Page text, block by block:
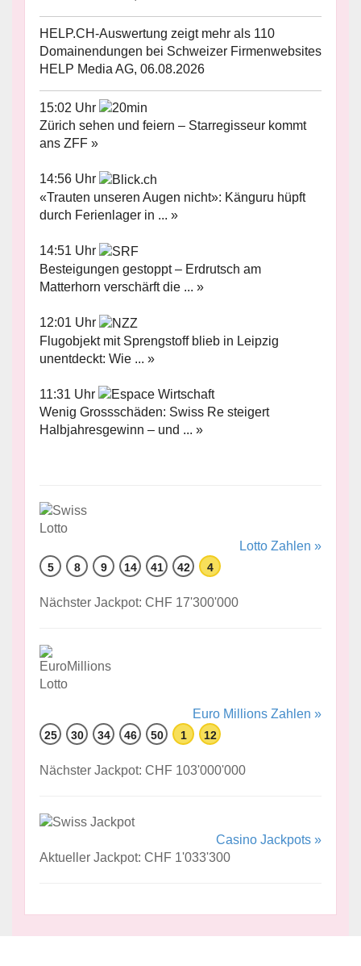
HELP.CH-Auswertung zeigt mehr als 110
Domainendungen bei Schweizer Firmenwebsites
HELP Media AG, 06.08.2026
15:02 Uhr
Zürich sehen und feiern – Starregisseur kommt
ans ZFF »
14:56 Uhr
«Trauten unseren Augen nicht»: Känguru hüpft
durch Ferienlager in ... »
14:51 Uhr
Besteigungen gestoppt – Erdrutsch am
Matterhorn verschärft die ... »
12:01 Uhr
Flugobjekt mit Sprengstoff blieb in Leipzig
unentdeckt: Wie ... »
11:31 Uhr
Wenig Grossschäden: Swiss Re steigert
Halbjahresgewinn – und ... »
Lotto Zahlen »
5 8 9 14 41 42 4
Nächster Jackpot: CHF 17'300'000
Euro Millions Zahlen »
25 30 34 46 50 1 12
Nächster Jackpot: CHF 103'000'000
Casino Jackpots »
Aktueller Jackpot: CHF 1'033'300